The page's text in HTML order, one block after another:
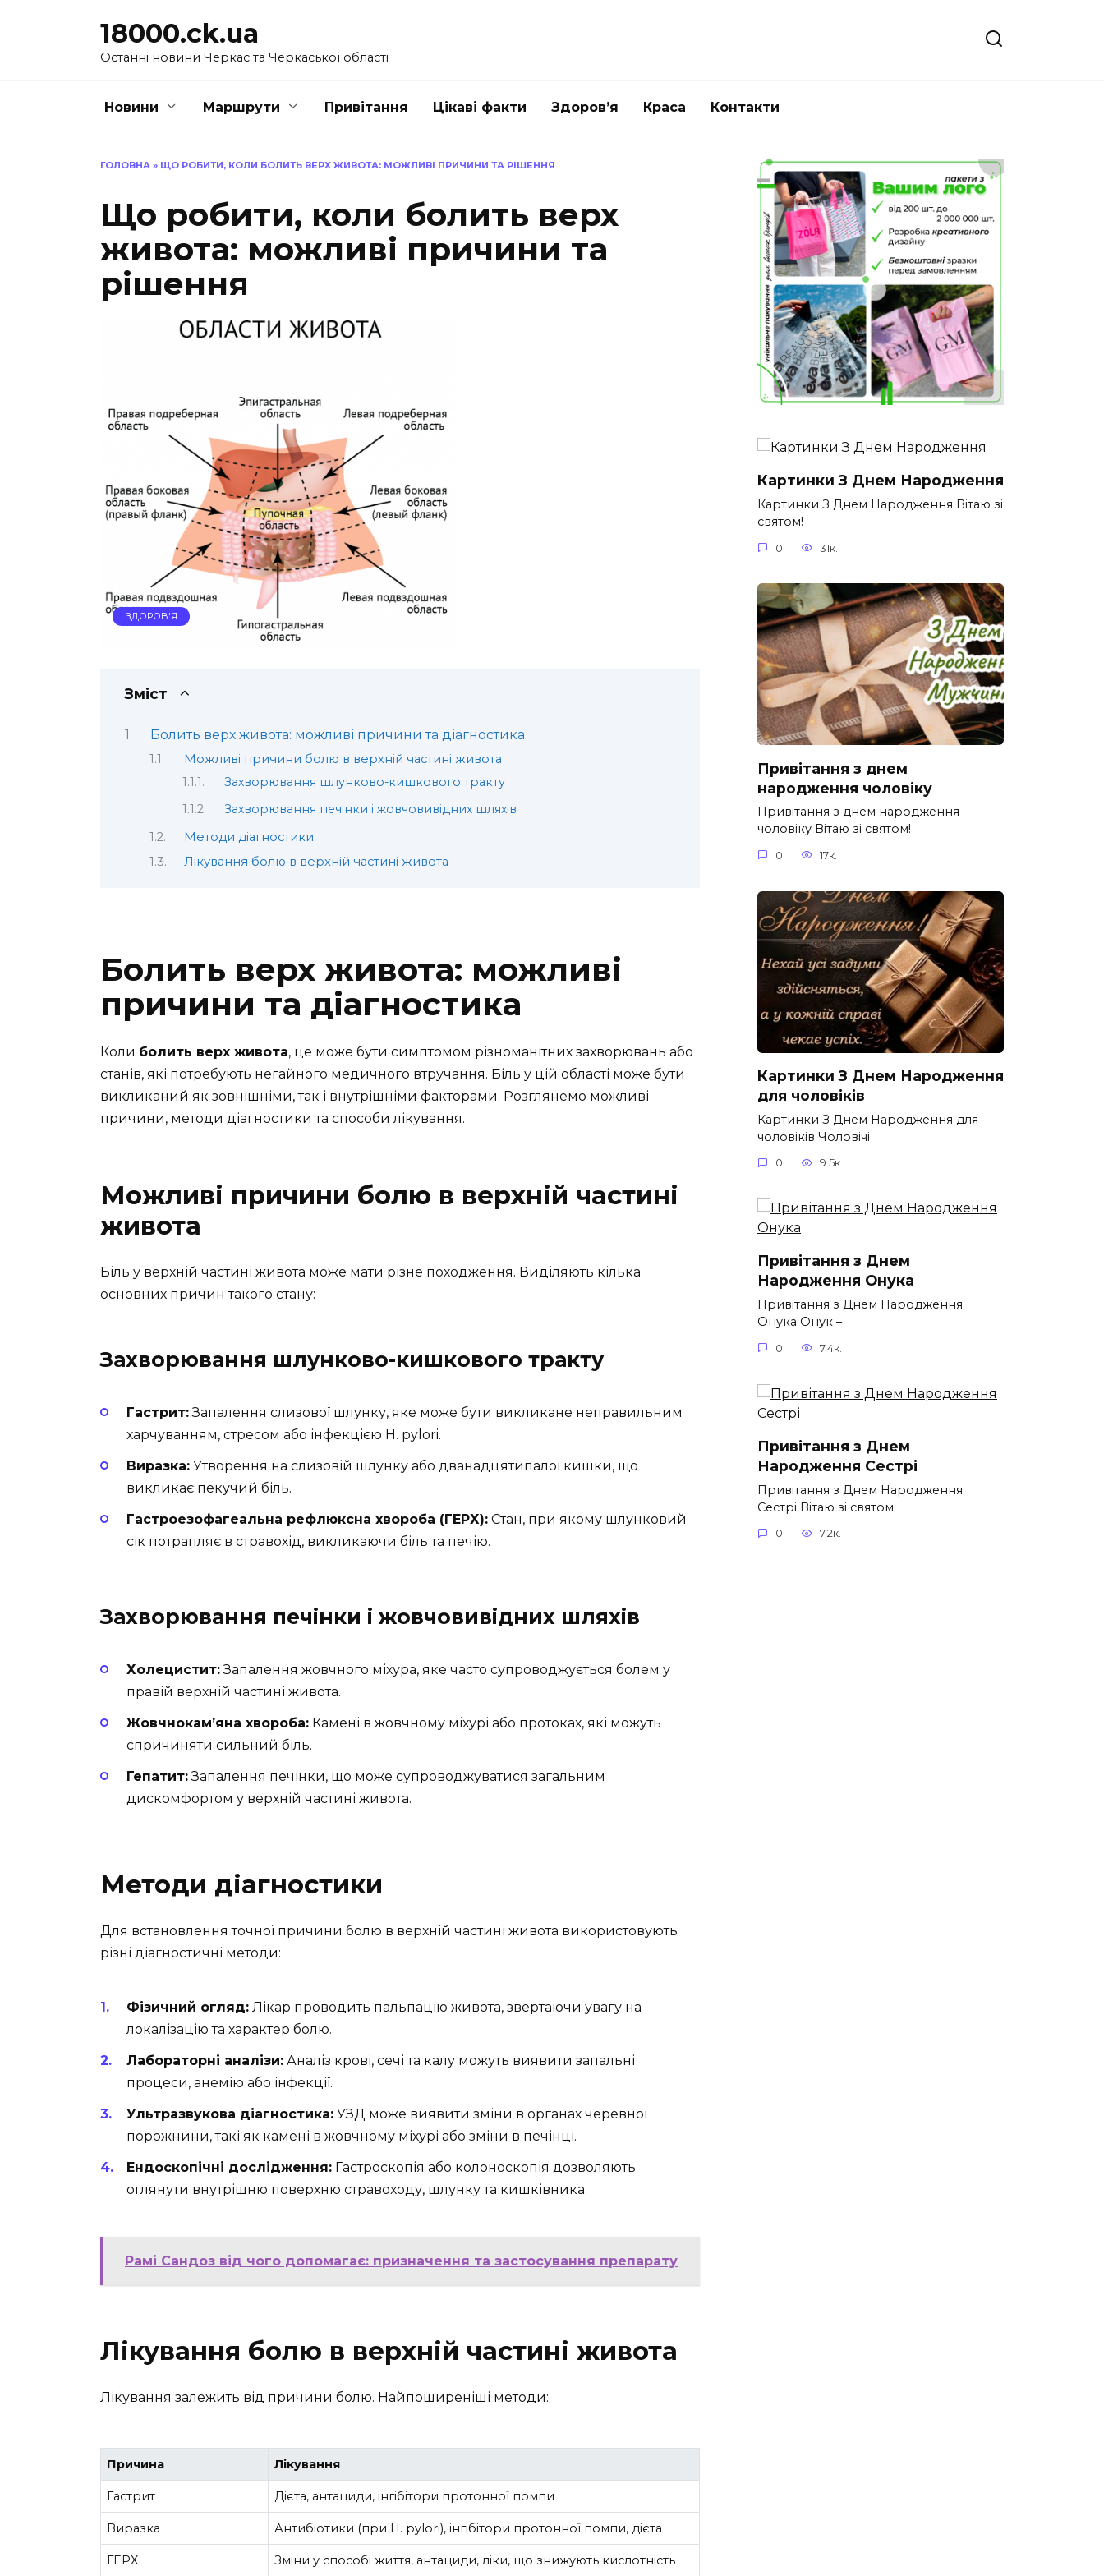
18000.ck.ua
Останні новини Черкас та Черкаської області
Новини Маршрути Привітання Цікаві факти Здоров’я Краса Контакти
ГОЛОВНА » ЩО РОБИТИ, КОЛИ БОЛИТЬ ВЕРХ ЖИВОТА: МОЖЛИВІ ПРИЧИНИ ТА РІШЕННЯ
Що робити, коли болить верх
живота: можливі причини та
рішення
ЗДОРОВ'Я
Зміст
Болить верх живота: можливі причини та діагностика
Можливі причини болю в верхній частині живота
Захворювання шлунково-кишкового тракту
Захворювання печінки і жовчовивідних шляхів
Методи діагностики
Лікування болю в верхній частині живота
Болить верх живота: можливі
причини та діагностика
Коли болить верх живота, це може бути симптомом різноманітних захворювань або
станів, які потребують негайного медичного втручання. Біль у цій області може бути
викликаний як зовнішніми, так і внутрішніми факторами. Розглянемо можливі
причини, методи діагностики та способи лікування.
Можливі причини болю в верхній частині
живота
Біль у верхній частині живота може мати різне походження. Виділяють кілька
основних причин такого стану:
Захворювання шлунково-кишкового тракту
Гастрит:Запалення слизової шлунку, яке може бути викликане неправильним
харчуванням, стресом або інфекцією H. pylori.
Виразка: Утворення на слизовій шлунку або дванадцятипалої кишки, що
викликає пекучий біль.
Гастроезофагеальна рефлюксна хвороба (ГЕРХ): Стан, при якому шлунковий
сік потрапляє в стравохід, викликаючи біль та печію.
Захворювання печінки і жовчовивідних шляхів
Холецистит:Запалення жовчного міхура, яке часто супроводжується болем у
правій верхній частині живота.
Жовчнокам’яна хвороба: Камені в жовчному міхурі або протоках, які можуть
спричиняти сильний біль.
Гепатит:Запалення печінки, що може супроводжуватися загальним
дискомфортом у верхній частині живота.
Методи діагностики
Для встановлення точної причини болю в верхній частині живота використовують
різні діагностичні методи:
Фізичний огляд: Лікар проводить пальпацію живота, звертаючи увагу на
локалізацію та характер болю.
Лабораторні аналізи: Аналіз крові, сечі та калу можуть виявити запальні
процеси, анемію або інфекції.
Ультразвукова діагностика: УЗД може виявити зміни в органах черевної
порожнини, такі як камені в жовчному міхурі або зміни в печінці.
Ендоскопічні дослідження: Гастроскопія або колоноскопія дозволяють
оглянути внутрішню поверхню стравоходу, шлунку та кишківника.
Рамі Сандоз від чого допомагає: призначення та застосування препарату
Лікування болю в верхній частині живота
Лікування залежить від причини болю. Найпоширеніші методи:
Причина Лікування
Гастрит Дієта, антациди, інгібітори протонної помпи
Виразка Антибіотики (при H. pylori), інгібітори протонної помпи, дієта
ГЕРХ Зміни у способі життя, антациди, ліки, що знижують кислотність
Картинки З Днем Народження
Картинки З Днем Народження Вітаю зі
святом!
0 31к.
Привітання з днем
народження чоловіку
Привітання з днем народження
чоловіку Вітаю зі святом!
0 17к.
Картинки З Днем Народження
для чоловіків​
Картинки З Днем Народження для
чоловіків​ Чоловічі
0 9.5к.
Привітання з Днем
Народження Онука
Привітання з Днем Народження
Онука Онук –
0 7.4к.
Привітання з Днем
Народження Сестрі
Привітання з Днем Народження
Сестрі Вітаю зі святом
0 7.2к.